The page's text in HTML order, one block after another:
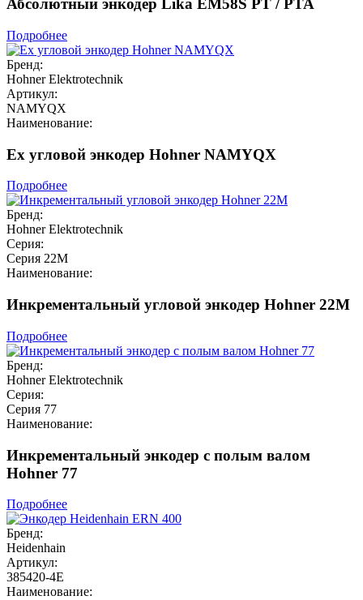
Абсолютный энкодер Lika EM58S PT / PTA
Подробнее
Бренд:
Hohner Elektrotechnik
Артикул:
NAMYQX
Наименование:
Ex угловой энкодер Hohner NAMYQX
Подробнее
Бренд:
Hohner Elektrotechnik
Серия:
Серия 22M
Наименование:
Инкрементальный угловой энкодер Hohner 22M
Подробнее
Бренд:
Hohner Elektrotechnik
Серия:
Серия 77
Наименование:
Инкрементальный энкодер с полым валом
Hohner 77
Подробнее
Бренд:
Heidenhain
Артикул:
385420-4E
Наименование: